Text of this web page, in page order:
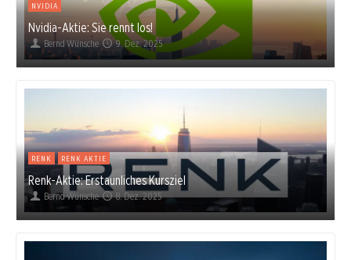
NVIDIA
Nvidia-Aktie: Sie rennt los!
Bernd Wünsche 9. Dez. 2025
RENK RENK AKTIE
Renk-Aktie: Erstaunliches Kursziel
Bernd Wünsche 8. Dez. 2025